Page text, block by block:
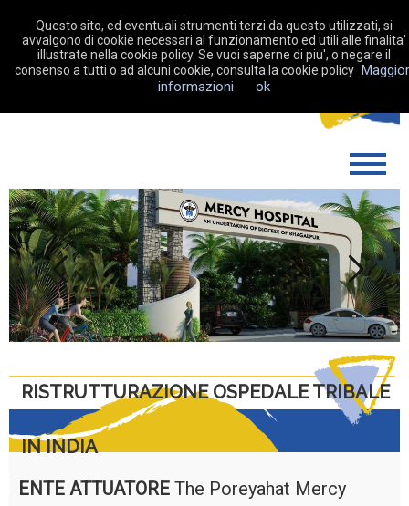
DONA ORA
COME OPERIAMO
SOSTIENICI
LA MIA RACCOLTA FONDI
NEWS
CONTATTI
Previous Next
RISTRUTTURAZIONE OSPEDALE TRIBALE
IN INDIA
ENTE ATTUATORE The Poreyahat Mercy
Questo sito, ed eventuali strumenti terzi da questo utilizzati, si
avvalgono di cookie necessari al funzionamento ed utili alle finalita'
illustrate nella cookie policy. Se vuoi saperne di piu', o negare il
consenso a tutti o ad alcuni cookie, consulta la cookie policy
informazioni
ok